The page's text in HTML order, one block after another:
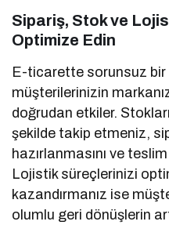
Sipariş, Stok ve
Optimize Edin
E-ticarette sorunsuz
müşterilerinizin
doğrudan etkiler.
şekilde takip etmeniz,
hazırlanmasını ve
Lojistik süreçlerinizi
kazandırmanız ise
olumlu geri dönüşlerin